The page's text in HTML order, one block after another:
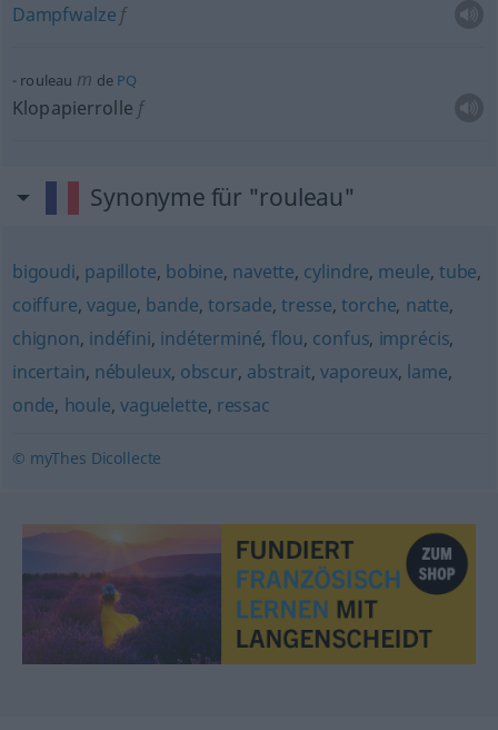
Dampfwalze f
rouleau m de PQ
Klopapierrolle f
Synonyme für "rouleau"
bigoudi, papillote, bobine, navette, cylindre, meule, tube,
coiffure, vague, bande, torsade,tresse,torche, natte,
chignon, indéfini, indéterminé, flou, confus, imprécis,
incertain, nébuleux, obscur, abstrait,vaporeux, lame,
onde, houle,vaguelette, ressac
© myThes Dicollecte